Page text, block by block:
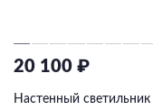
20 100 ₽
Настенный светильник